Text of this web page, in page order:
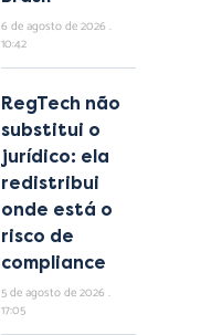
6 de agosto de 2026
10:42
RegTech não
substitui o
jurídico: ela
redistribui
onde está o
risco de
compliance
5 de agosto de 2026
17:05